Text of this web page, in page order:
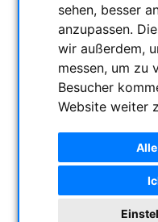
sehen, besser
anzupassen.
wir außerdem,
messen, um zu
Besucher
Website weiter